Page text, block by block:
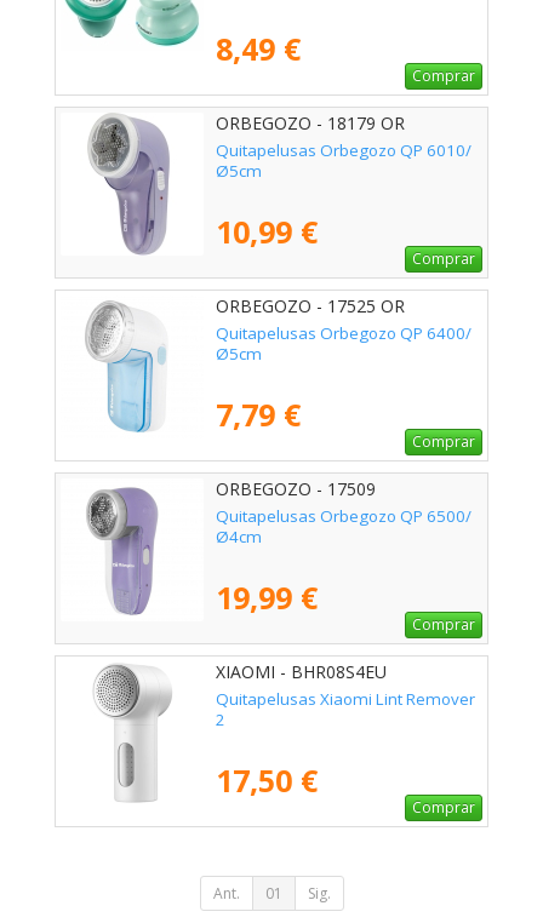
8,49 €
Comprar
ORBEGOZO - 18179 OR
Quitapelusas Orbegozo QP 6010/
Ø5cm
10,99 €
Comprar
ORBEGOZO - 17525 OR
Quitapelusas Orbegozo QP 6400/
Ø5cm
7,79 €
Comprar
ORBEGOZO - 17509
Quitapelusas Orbegozo QP 6500/
Ø4cm
19,99 €
Comprar
XIAOMI - BHR08S4EU
Quitapelusas Xiaomi Lint Remover
2
17,50 €
Comprar
Ant. 01 Sig.